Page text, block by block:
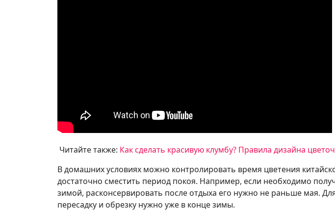
Читайте также: Как сделать красивую клумбу? Правила дизайна
В домашних условиях можно контролировать время цветения
достаточно сместить период покоя. Например, если необходимо
зимой, расконсервировать после отдыха его нужно не раньше мая.
пересадку и обрезку нужно уже в конце зимы.